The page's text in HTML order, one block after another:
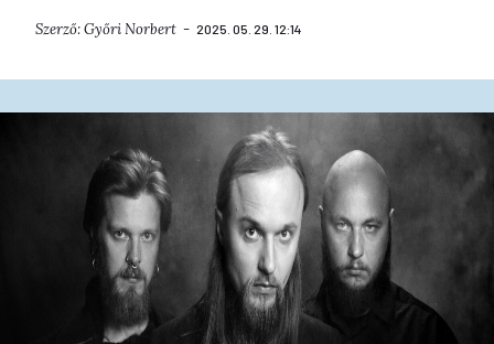
Szerző:Győri Norbert 2025. 05. 29. 12:14